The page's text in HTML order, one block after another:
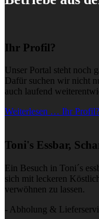
Ihr Profil?
Unser Portal steht noch
Dafür suchen wir nicht
auch laufend
Weiterlesen … Ihr Profil?
Toni's Essbar,
Ein Besuch in Toni´s
sich mit leckeren
verwöhnen zu lassen.
- Abholung &